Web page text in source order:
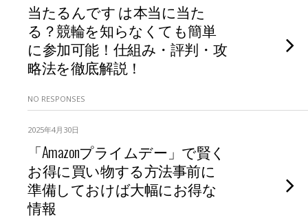
当たるんです は本当に当た
る？競輪を知らなくても簡単
に参加可能！仕組み・評判・攻
略法を徹底解説！
NO RESPONSES
2025年4月30日
「Amazonプライムデー」で賢く
お得に買い物する方法事前に
準備しておけば大幅にお得な
情報